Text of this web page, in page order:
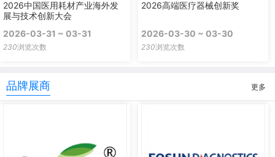
2026中国医用耗材产业海外发
展与技术创新大会
2026-03-31 ~ 03-31
230浏览次数
2026高端医疗器械创新奖
2026-03-30 ~ 03-30
230浏览次数
品牌展商 更多